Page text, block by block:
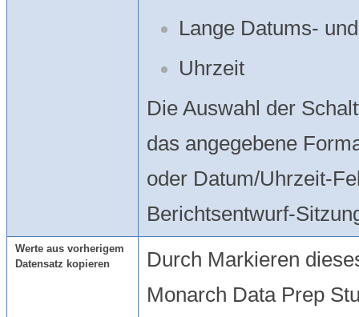
Lange Datums-
Uhrzeit
Die Auswahl der
das angegebene
oder Datum/Uhrzeit-
Berichtsentwurf-
Werte aus vorherigem
Datensatz kopieren
Durch Markieren
Monarch Data Prep